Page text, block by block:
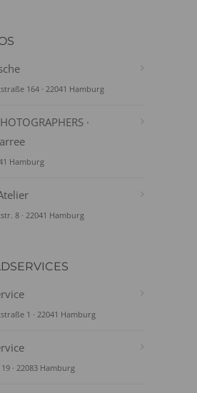
164 · 22041 Hamburg
·
Hamburg
8 · 22041 Hamburg
1 · 22041 Hamburg
· 22083 Hamburg